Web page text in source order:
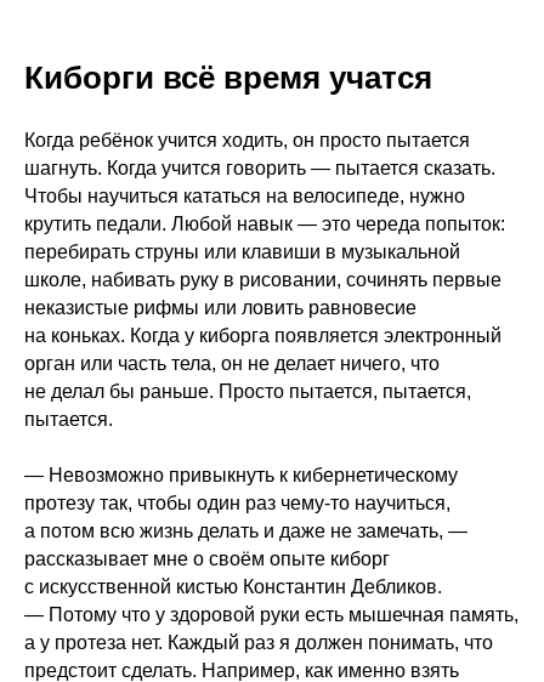
Киборги всё время учатся
Когда ребёнок учится ходить, он просто пытается
шагнуть. Когда учится говорить — пытается сказать.
Чтобы научиться кататься на велосипеде, нужно
крутить педали. Любой навык — это череда попыток:
перебирать струны или клавиши в музыкальной
школе, набивать руку в рисовании, сочинять первые
неказистые рифмы или ловить равновесие
на коньках. Когда у киборга появляется электронный
орган или часть тела, он не делает ничего, что
не делал бы раньше. Просто пытается, пытается,
пытается.
— Невозможно привыкнуть к кибернетическому
протезу так, чтобы один раз чему-то научиться,
а потом всю жизнь делать и даже не замечать, —
рассказывает мне о своём опыте киборг
с искусственной кистью Константин Дебликов.
— Потому что у здоровой руки есть мышечная память,
а у протеза нет. Каждый раз я должен понимать, что
предстоит сделать. Например, как именно взять